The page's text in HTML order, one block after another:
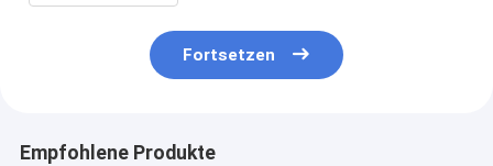
Fortsetzen
Empfohlene Produkte